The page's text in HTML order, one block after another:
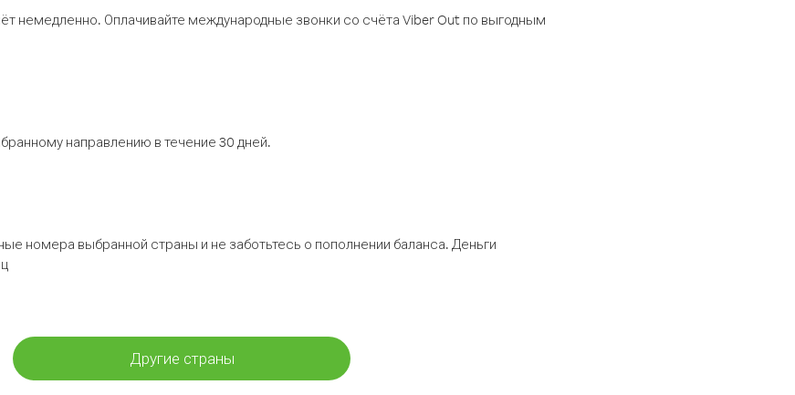
немедленно. Оплачивайте международные звонки со счёта Viber Out по выгодным
направлению в течение 30 дней.
номера выбранной страны и не заботьтесь о пополнении баланса. Деньги
Другие страны